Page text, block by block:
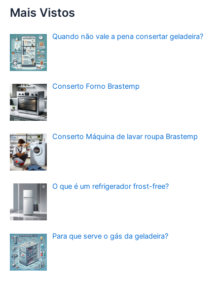
Mais Vistos
Quando não vale a pena consertar geladeira?
Conserto Forno Brastemp
Conserto Máquina de lavar roupa Brastemp
O que é um refrigerador frost-free?
Para que serve o gás da geladeira?